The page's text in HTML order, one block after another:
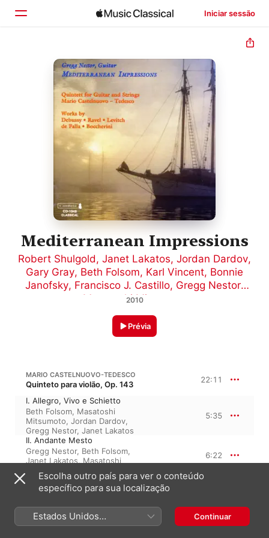
Iniciar sessão
Início
Explorar
Buscar
Mediterranean Impressions
Robert Shulgold, Janet Lakatos, Jordan Dardov,
Gary Gray, Beth Folsom, Karl Vincent, Bonnie
Janofsky, Francisco J. Castillo, Gregg Nestor,
Masatoshi Mitsumoto
2010
Prévia
MARIO CASTELNUOVO-TEDESCO
Quinteto para violão, Op. 143 22:11
I. Allegro, Vivo e Schietto
Beth Folsom, Masatoshi
Mitsumoto, Jordan Dardov,
Gregg Nestor, Janet Lakatos
5:35
II. Andante Mesto
Gregg Nestor, Beth Folsom,
Janet Lakatos,Masatoshi
Mitsumoto
Jordan Dardov
6:22
III. Scherzo: Allegro Con
Spirito, Alla Marcia
Mitsumoto,Jordan Dardov,
Janet Lakatos,Gregg Nestor
IV. Finale: Allegro Con Fuoco
Escolha outro país para ver o conteúdo
específico para sua localização
Estados Unidos
(Português Brasil)
Continuar